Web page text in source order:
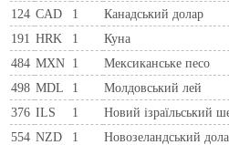
124 CAD 1 Канадський долар
191 HRK 1 Куна
484 MXN 1 Мексиканське песо
498 MDL 1 Молдовський лей
376 ILS 1 Новий ізраїльський
554 NZD 1 Новозеландський